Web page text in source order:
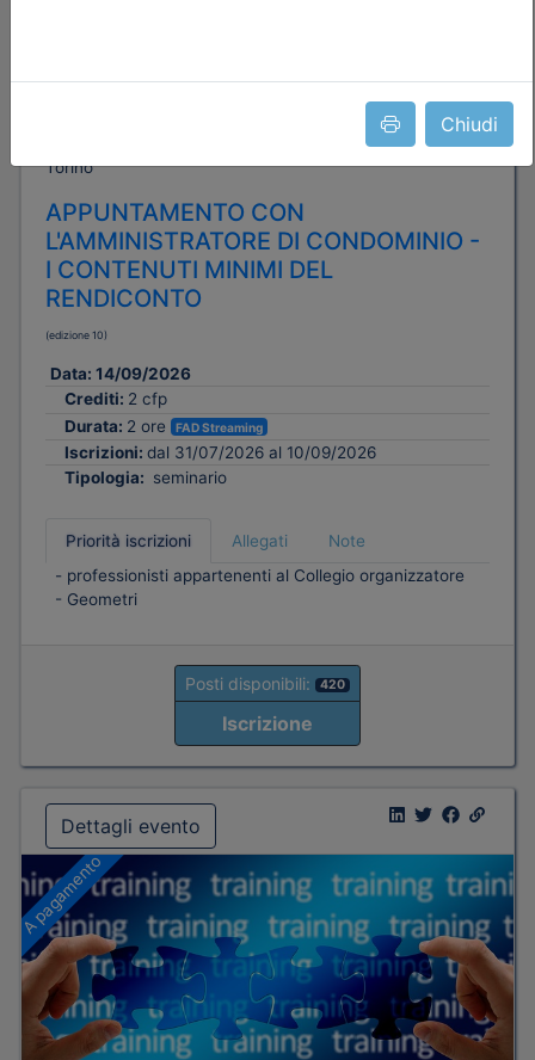
Chiudi
Collegio Geometri e Geometri Laureati della provincia di
Torino
APPUNTAMENTO CON
L'AMMINISTRATORE DI CONDOMINIO -
I CONTENUTI MINIMI DEL
RENDICONTO
(edizione 10)
Data: 14/09/2026
Crediti: 2 cfp
Durata: 2 ore FAD Streaming
Iscrizioni: dal 31/07/2026 al 10/09/2026
Tipologia: seminario
Priorità iscrizioni Allegati
Note
- professionisti appartenenti al Collegio organizzatore
- Geometri
Posti disponibili: 420
Iscrizione
Dettagli evento
A pagamento